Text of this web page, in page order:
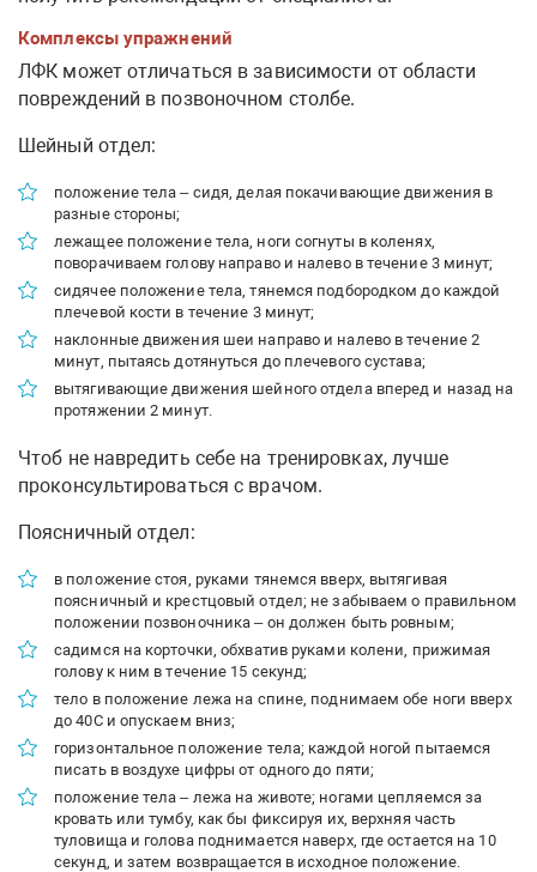
Комплексы упражнений
ЛФК может отличаться в зависимости от области
повреждений в позвоночном столбе.
Шейный отдел:
положение тела – сидя, делая покачивающие движения в
разные стороны;
лежащее положение тела, ноги согнуты в коленях,
поворачиваем голову направо и налево в течение 3 минут;
сидячее положение тела, тянемся подбородком до каждой
плечевой кости в течение 3 минут;
наклонные движения шеи направо и налево в течение 2
минут, пытаясь дотянуться до плечевого сустава;
вытягивающие движения шейного отдела вперед и назад на
протяжении 2 минут.
Чтоб не навредить себе на тренировках, лучше
проконсультироваться с врачом.
Поясничный отдел:
в положение стоя, руками тянемся вверх, вытягивая
поясничный и крестцовый отдел; не забываем о правильном
положении позвоночника – он должен быть ровным;
садимся на корточки, обхватив руками колени, прижимая
голову к ним в течение 15 секунд;
тело в положение лежа на спине, поднимаем обе ноги вверх
до 40С и опускаем вниз;
горизонтальное положение тела; каждой ногой пытаемся
писать в воздухе цифры от одного до пяти;
положение тела – лежа на животе; ногами цепляемся за
кровать или тумбу, как бы фиксируя их, верхняя часть
туловища и голова поднимается наверх, где остается на 10
секунд, и затем возвращается в исходное положение.